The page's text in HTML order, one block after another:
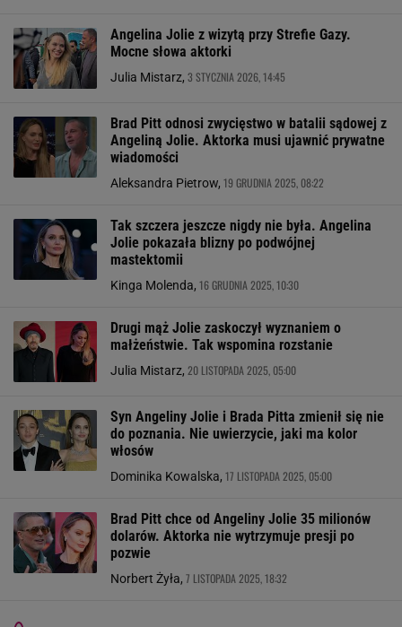
Angelina Jolie z wizytą przy Strefie Gazy.
Mocne słowa aktorki
Julia Mistarz, 3 STYCZNIA 2026, 14:45
Brad Pitt odnosi zwycięstwo w batalii sądowej z
Angeliną Jolie. Aktorka musi ujawnić prywatne
wiadomości
Aleksandra Pietrow, 19 GRUDNIA 2025, 08:22
Tak szczera jeszcze nigdy nie była. Angelina
Jolie pokazała blizny po podwójnej
mastektomii
Kinga Molenda, 16 GRUDNIA 2025, 10:30
Drugi mąż Jolie zaskoczył wyznaniem o
małżeństwie. Tak wspomina rozstanie
Julia Mistarz, 20 LISTOPADA 2025, 05:00
Syn Angeliny Jolie i Brada Pitta zmienił się nie
do poznania. Nie uwierzycie, jaki ma kolor
włosów
Dominika Kowalska, 17 LISTOPADA 2025, 05:00
Brad Pitt chce od Angeliny Jolie 35 milionów
dolarów. Aktorka nie wytrzymuje presji po
pozwie
Norbert Żyła, 7 LISTOPADA 2025, 18:32